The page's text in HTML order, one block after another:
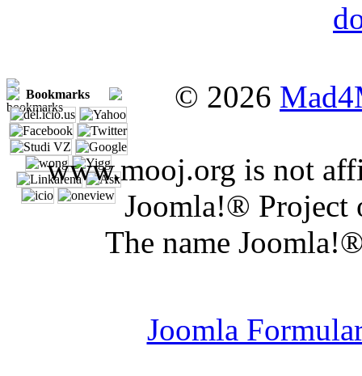
Bookmarks © 2026
www.mooj.org is not
Joomla!® Project
The name
Joomla